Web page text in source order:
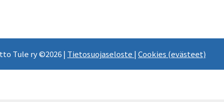
Tule ry ©2026 | Tietosuojaseloste | Cookies (evästeet)